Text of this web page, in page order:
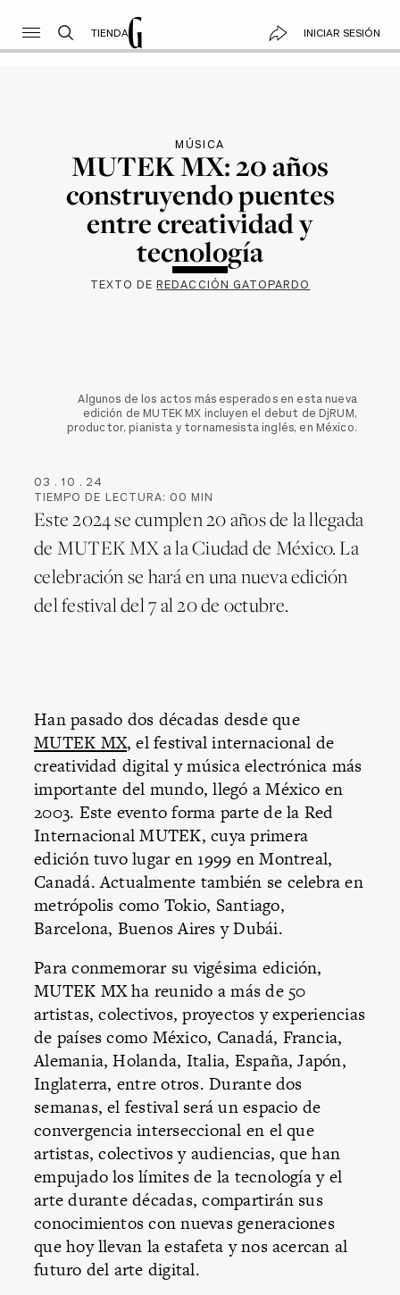
TIENDA INICIAR SESIÓN
MÚSICA
MUTEK MX: 20 años
construyendo puentes
entre creatividad y
tecnología
TEXTO DEREDACCIÓN GATOPARDO
Algunos de los actos más esperados en esta nueva
edición de MUTEK MX incluyen el debut de DjRUM,
productor, pianista y tornamesista inglés, en México.
03 . 10 . 24
TIEMPO DE LECTURA: 00 MIN
Este 2024 se cumplen 20 años de la llegada
de MUTEK MX a la Ciudad de México. La
celebración se hará en una nueva edición
del festival del 7 al 20 de octubre.
Han pasado dos décadas desde que
MUTEK MX, el festival internacional de
creatividad digital y música electrónica más
importante del mundo, llegó a México en
2003. Este evento forma parte de la Red
Internacional MUTEK, cuya primera
edición tuvo lugar en 1999 en Montreal,
Canadá. Actualmente también se celebra en
metrópolis como Tokio, Santiago,
Barcelona, Buenos Aires y Dubái.
Para conmemorar su vigésima edición,
MUTEK MX ha reunido a más de 50
artistas, colectivos, proyectos y experiencias
de países como México, Canadá, Francia,
Alemania, Holanda, Italia, España, Japón,
Inglaterra, entre otros. Durante dos
semanas, el festival será un espacio de
convergencia interseccional en el que
artistas, colectivos y audiencias, que han
empujado los límites de la tecnología y el
arte durante décadas, compartirán sus
conocimientos con nuevas generaciones
que hoy llevan la estafeta y nos acercan al
futuro del arte digital.